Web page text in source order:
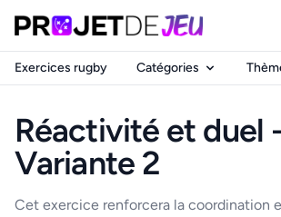
Exercices rugby Catégories
Réactivité et duel
Variante 2
Cet exercice renforcera la coordination